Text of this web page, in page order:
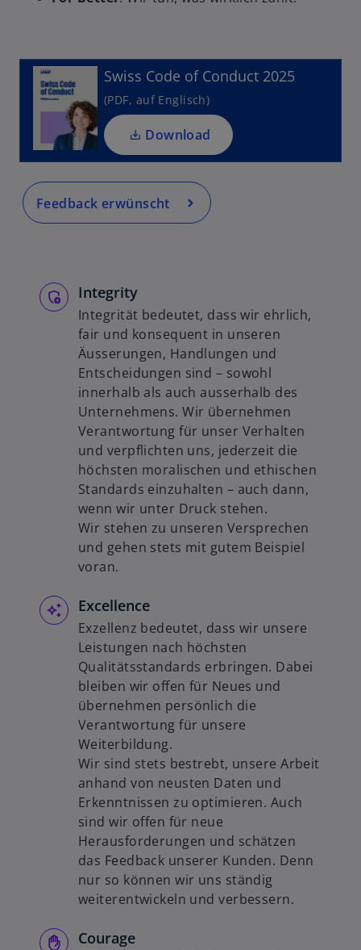
Swiss Code of Conduct 2025
(PDF, auf Englisch)
Download
e
n
R
e
g
is
e
g
e
ö
ff
n
e
t
Feedback erwünscht
Integrity
Integrität bedeutet, dass wir ehrlich,
fair und konsequent in unseren
Äusserungen, Handlungen und
Entscheidungen sind – sowohl
innerhalb als auch ausserhalb des
Unternehmens. Wir übernehmen
Verantwortung für unser Verhalten
und verpflichten uns, jederzeit die
höchsten moralischen und ethischen
Standards einzuhalten – auch dann,
wenn wir unter Druck stehen.
Wir stehen zu unseren Versprechen
und gehen stets mit gutem Beispiel
voran.
Excellence
Exzellenz bedeutet, dass wir unsere
Leistungen nach höchsten
Qualitätsstandards erbringen. Dabei
bleiben wir offen für Neues und
übernehmen persönlich die
Verantwortung für unsere
Weiterbildung.
Wir sind stets bestrebt, unsere Arbeit
anhand von neusten Daten und
Erkenntnissen zu optimieren. Auch
sind wir offen für neue
Herausforderungen und schätzen
das Feedback unserer Kunden. Denn
nur so können wir uns ständig
weiterentwickeln und verbessern.
Courage